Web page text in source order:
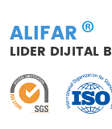
ALIFAR
LIDER DIJITAL